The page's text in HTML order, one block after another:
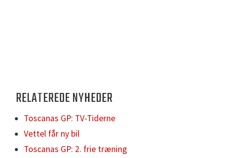
RELATEREDE NYHEDER
Toscanas GP: TV-Tiderne
Vettel får ny bil
Toscanas GP: 2. frie træning